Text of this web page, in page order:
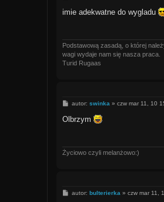
s
t
imie adekwatne do wygladu
Podstawową zasadą, o której
wagi wydaje nam się nasza praca.
Turid Rugaas
P
s
t
autor: swinka » czw mar 11, 10
Olbrzym
Życiowo czyli melanżowo:)
Pautor: bulterierka » czw mar 11,